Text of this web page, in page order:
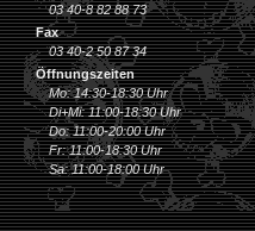
03 40-8 82 88 73
Fax
03 40-2 50 87 34
Öffnungszeiten
Mo: 14:30-18:30 Uhr
Di+Mi: 11:00-18:30 Uhr
Do: 11:00-20:00 Uhr
Fr: 11:00-18:30 Uhr
Sa: 11:00-18:00 Uhr